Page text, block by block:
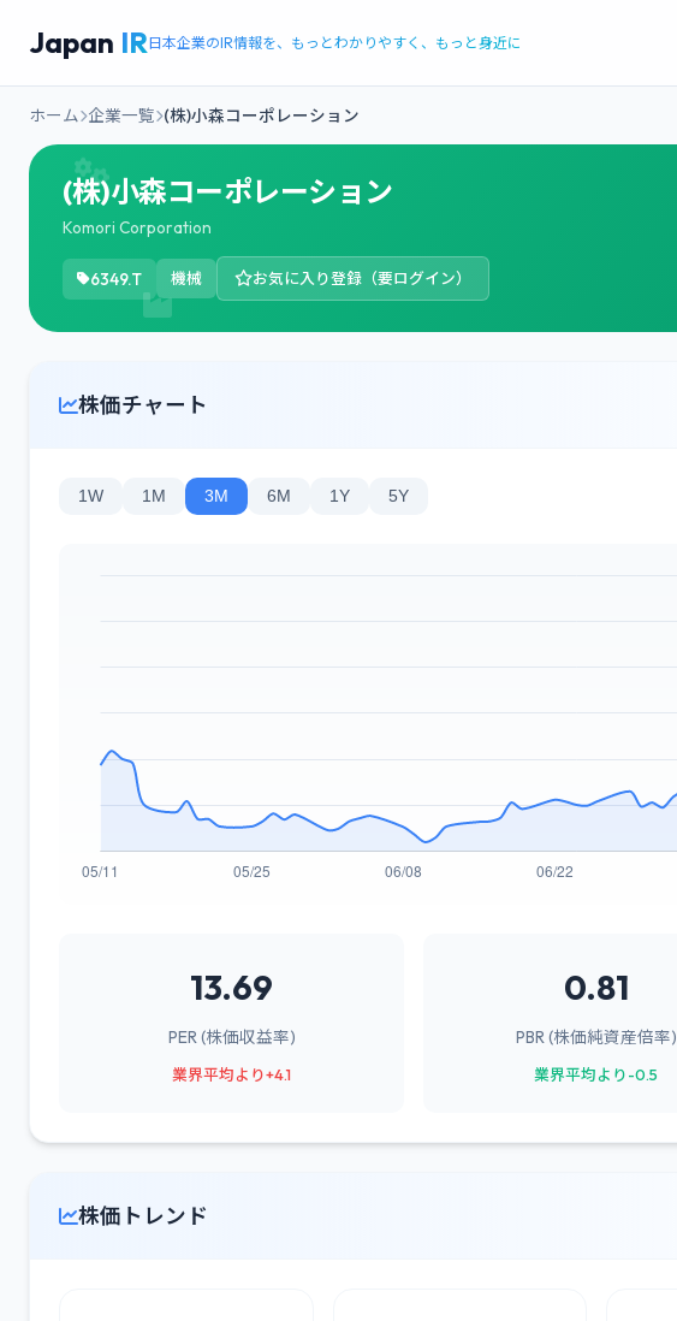
Japan IR日本企業のIR情報を、もっとわかりやすく、もっと身近に
ホーム 企業一覧 (株)小森コーポレーション
(株)小森コーポレーション
Komori Corporation
6349.T 機械 お気に入り登録（要ログイン）
株価チャート
1W 1M 3M 6M 1Y 5Y
13.69
PER (株価収益率)
業界平均より+4.1
0.81
PBR (株価純資産倍率)
業界平均より-0.5
株価トレンド